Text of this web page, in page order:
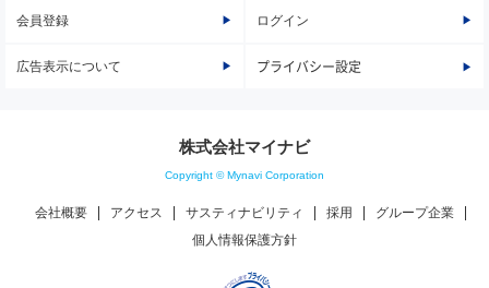
会員登録 ログイン
広告表示について プライバシー設定
株式会社マイナビ
Copyright © Mynavi Corporation
会社概要 アクセス サスティナビリティ 採用
グループ企業
個人情報保護方針